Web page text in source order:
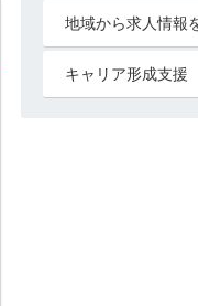
地域から求人情報
キャリア形成支援